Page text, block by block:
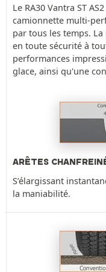
Le RA30 Vantra ST
camionnette multi-
par tous les temps.
en toute sécurité à
performances
glace, ainsi qu'une
ARÊTES
S’élargissant
la maniabilité.